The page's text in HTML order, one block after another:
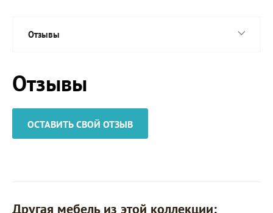
Отзывы
Отзывы
ОСТАВИТЬ СВОЙ ОТЗЫВ
Другая мебель из этой коллекции: